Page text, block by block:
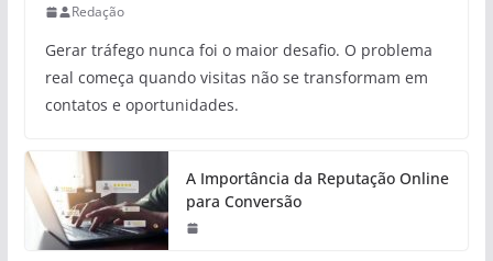
Redação
Gerar tráfego nunca foi o maior desafio. O problema
real começa quando visitas não se transformam em
contatos e oportunidades.
A Importância da Reputação Online
para Conversão